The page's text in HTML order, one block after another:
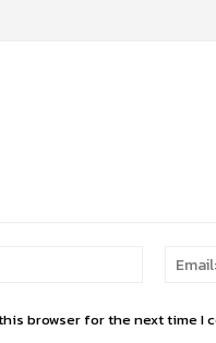
Name:
browser for the next time I